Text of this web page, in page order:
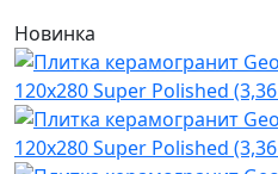
Новинка